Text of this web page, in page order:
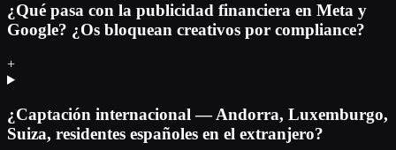
¿Qué pasa con la publicidad financiera en Meta y
Google? ¿Os bloquean creativos por compliance?
+
¿Captación internacional — Andorra, Luxemburgo,
Suiza, residentes españoles en el extranjero?